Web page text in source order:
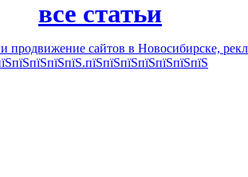
все статьи
и продвижение сайтов в Новосибирске,